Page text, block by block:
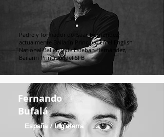
Padre y formador de Isaac Hernández,
actualmente Bailarín Principal en el English
National Ballet, y de Esteban Hernández,
Bailarín Principal del SFB
Fernando
Bufalá
España / Inglaterra